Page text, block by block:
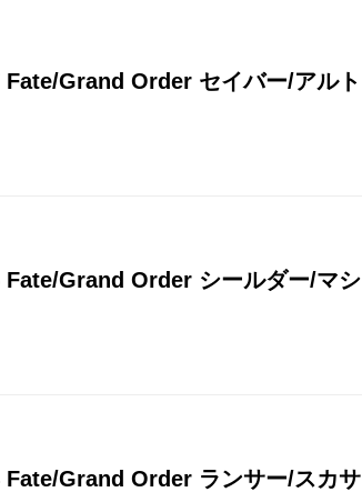
Grand Order セイバー/アルト
Fate/Grand Order シールダー/マシ
Fate/Grand Order ランサー/スカサ